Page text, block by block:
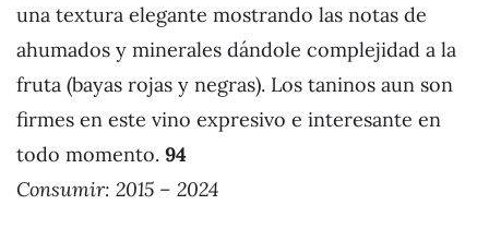
una textura elegante mostrando las notas de
ahumados y minerales dándole complejidad a la
fruta (bayas rojas y negras). Los taninos aun son
firmes en este vino expresivo e interesante en
todo momento. 94
Consumir: 2015 – 2024